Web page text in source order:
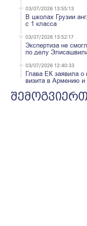
03/07/2026 13:55:13
В школах Грузии
с 1 класса
03/07/2026 13:52:17
Экспертиза не
по делу
03/07/2026 12:40:33
Глава ЕК заявила о
визита в Армению